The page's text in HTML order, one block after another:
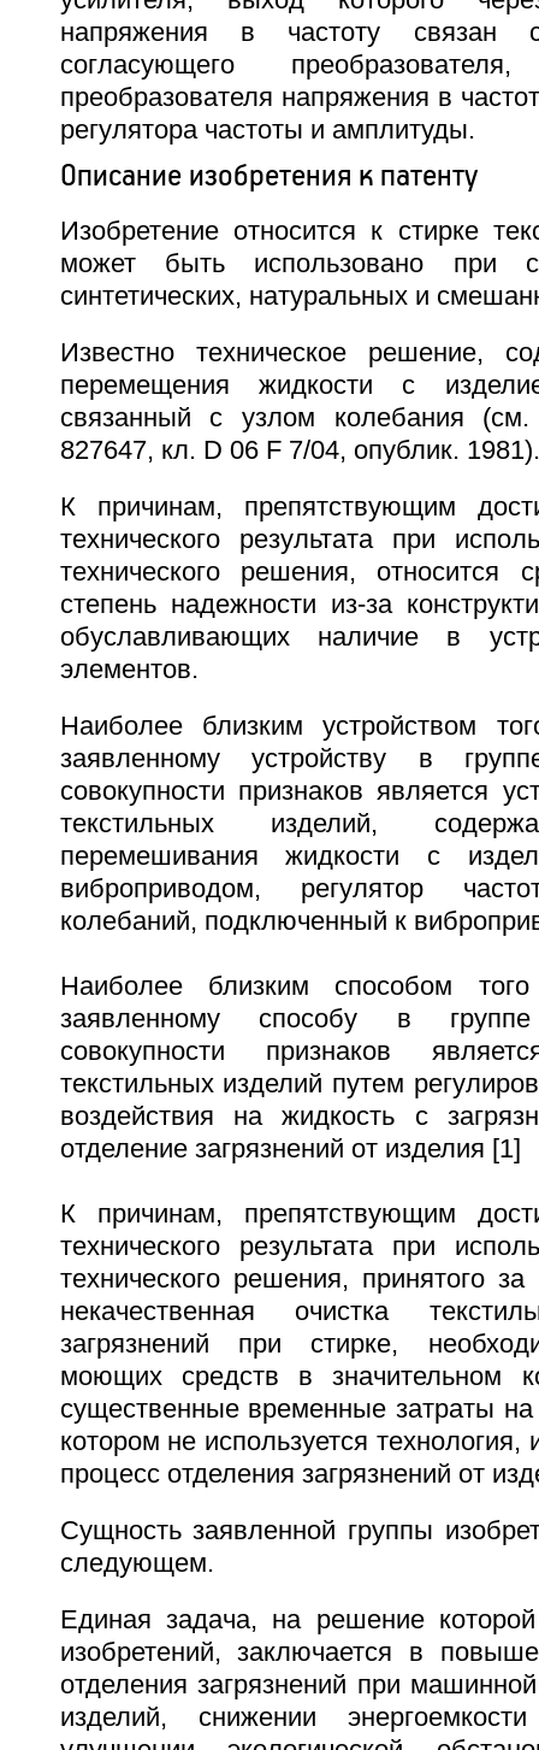
напряжения в частоту связан
согласующего
преобразователя напряжения в
регулятора частоты и амплитуды.
Описание изобретения к патенту
Изобретение относится к стирке
может быть использовано при
синтетических, натуральных и
Известно техническое решение,
перемещения жидкости с
связанный с узлом колебания
827647, кл. D 06 F 7/04, опублик. 1981).
К причинам, препятствующим
технического результата при
технического решения, относится
степень надежности из-за
обуславливающих наличие в
элементов.
Наиболее близким устройством
заявленному устройству в
совокупности признаков является
текстильных изделий,
перемешивания жидкости с
виброприводом, регулятор
колебаний, подключенный к
Наиболее близким способом
заявленному способу в
совокупности признаков
текстильных изделий путем
воздействия на жидкость с
отделение загрязнений от изделия [1]
К причинам, препятствующим
технического результата при
технического решения, принятого за
некачественная очистка
загрязнений при стирке,
моющих средств в значительном
существенные временные затраты на
котором не используется
процесс отделения загрязнений от
Сущность заявленной группы
следующем.
Единая задача, на решение
изобретений, заключается в
отделения загрязнений при
изделий, снижении